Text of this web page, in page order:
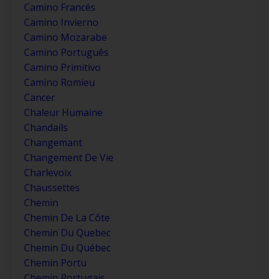
Camino Francés
Camino Invierno
Camino Mozarabe
Camino Português
Camino Primitivo
Camino Romieu
Cancer
Chaleur Humaine
Chandails
Changemant
Changement De Vie
Charlevoix
Chaussettes
Chemin
Chemin De La Côte
Chemin Du Quebec
Chemin Du Québec
Chemin Portu